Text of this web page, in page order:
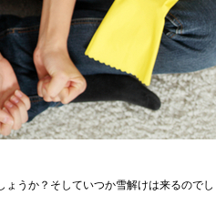
うか？そしていつか雪解けは来るのでし